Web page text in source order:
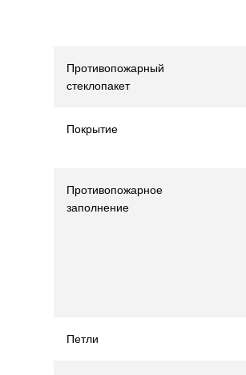
Противопожарный
стеклопакет
Покрытие
Противопожарное
заполнение
Петли